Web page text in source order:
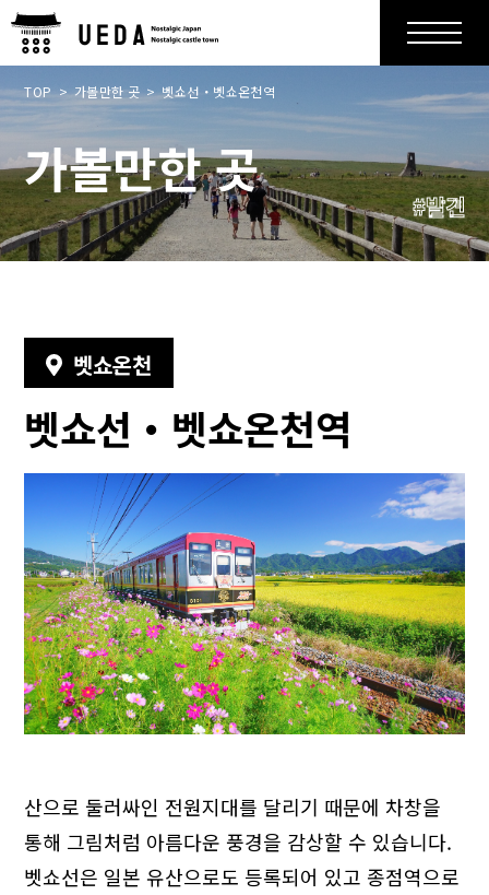
TOP 가볼만한 곳 벳쇼선・벳쇼온천역
가볼만한 곳
#발견
벳쇼온천
벳쇼선・벳쇼온천역
산으로 둘러싸인 전원지대를 달리기 때문에 차창을
통해 그림처럼 아름다운 풍경을 감상할 수 있습니다.
벳쇼선은 일본 유산으로도 등록되어 있고 종점역으로